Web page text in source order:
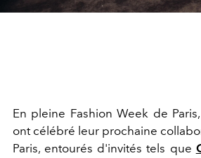
En pleine Fashion Week de Paris,
ont célébré leur prochaine
Paris, entourés d'invités tels que